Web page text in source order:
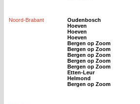
Noord-Brabant Oudenbosch
Hoeven
Hoeven
Hoeven
Bergen op Zoom
Bergen op Zoom
Bergen op Zoom
Bergen op Zoom
Bergen op Zoom
Etten-Leur
Helmond
Bergen op Zoom